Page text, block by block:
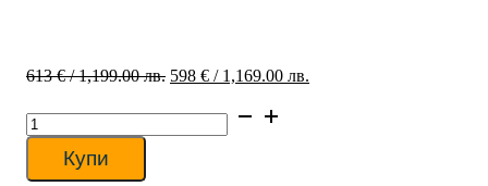
613€ / 1,199.00 лв. Original
was:
613 €
598 € / 1,169.00 лв.
количество
за
Инверторен
климатик
Купи